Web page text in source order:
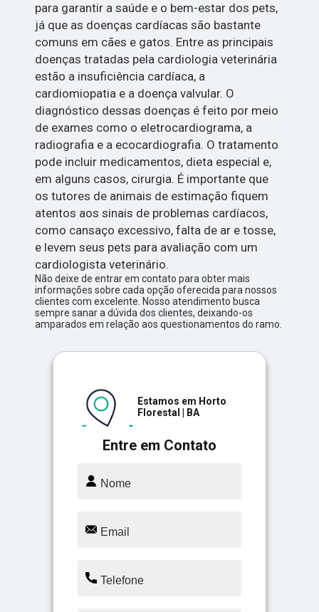
para garantir a saúde e o bem-estar dos pets,
já que as doenças cardíacas são bastante
comuns em cães e gatos. Entre as principais
doenças tratadas pela cardiologia veterinária
estão a insuficiência cardíaca, a
cardiomiopatia e a doença valvular. O
diagnóstico dessas doenças é feito por meio
de exames como o eletrocardiograma, a
radiografia e a ecocardiografia. O tratamento
pode incluir medicamentos, dieta especial e,
em alguns casos, cirurgia. É importante que
os tutores de animais de estimação fiquem
atentos aos sinais de problemas cardíacos,
como cansaço excessivo, falta de ar e tosse,
e levem seus pets para avaliação com um
cardiologista veterinário.
Não deixe de entrar em contato para obter mais
informações sobre cada opção oferecida para nossos
clientes com excelente. Nosso atendimento busca
sempre sanar a dúvida dos clientes, deixando-os
amparados em relação aos questionamentos do ramo.
Entre em Contato
Estamos em Horto
Florestal | BA